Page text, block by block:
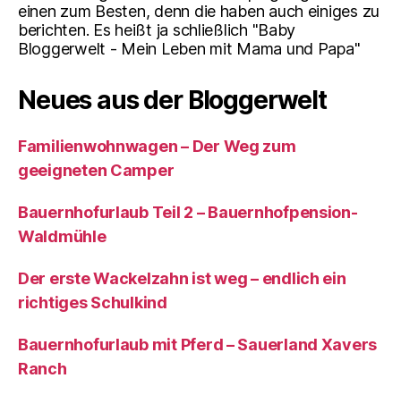
einen zum Besten, denn die haben auch einiges zu
berichten. Es heißt ja schließlich "Baby
Bloggerwelt - Mein Leben mit Mama und Papa"
Neues aus der Bloggerwelt
Familienwohnwagen – Der Weg zum
geeigneten Camper
Bauernhofurlaub Teil 2 – Bauernhofpension-
Waldmühle
Der erste Wackelzahn ist weg – endlich ein
richtiges Schulkind
Bauernhofurlaub mit Pferd – Sauerland Xavers
Ranch